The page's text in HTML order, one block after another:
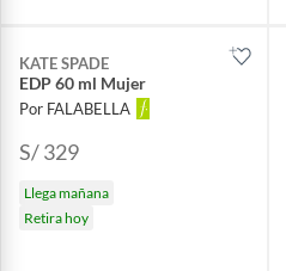
KATE SPADE
EDP 60 ml Mujer
Por FALABELLA
S/ 329
Llega mañana
Retira hoy